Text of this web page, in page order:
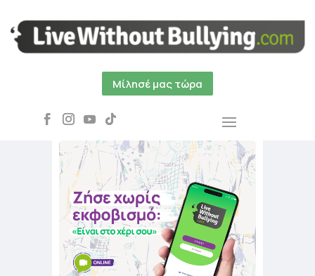
Μίλησέ μας τώρα